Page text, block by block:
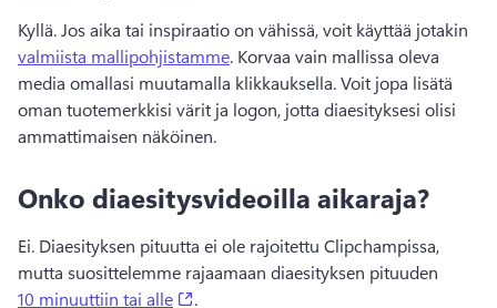
Kyllä. Jos aika tai inspiraatio on vähissä, voit käyttää jotakin
valmiista mallipohjistamme. Korvaa vain mallissa oleva
media omallasi muutamalla klikkauksella. Voit jopa lisätä
oman tuotemerkkisi värit ja logon, jotta diaesityksesi olisi
ammattimaisen näköinen.
Onko diaesitysvideoilla aikaraja?
Ei. Diaesityksen pituutta ei ole rajoitettu Clipchampissa,
mutta suosittelemme rajaamaan diaesityksen pituuden
10 minuuttiin tai alle
.